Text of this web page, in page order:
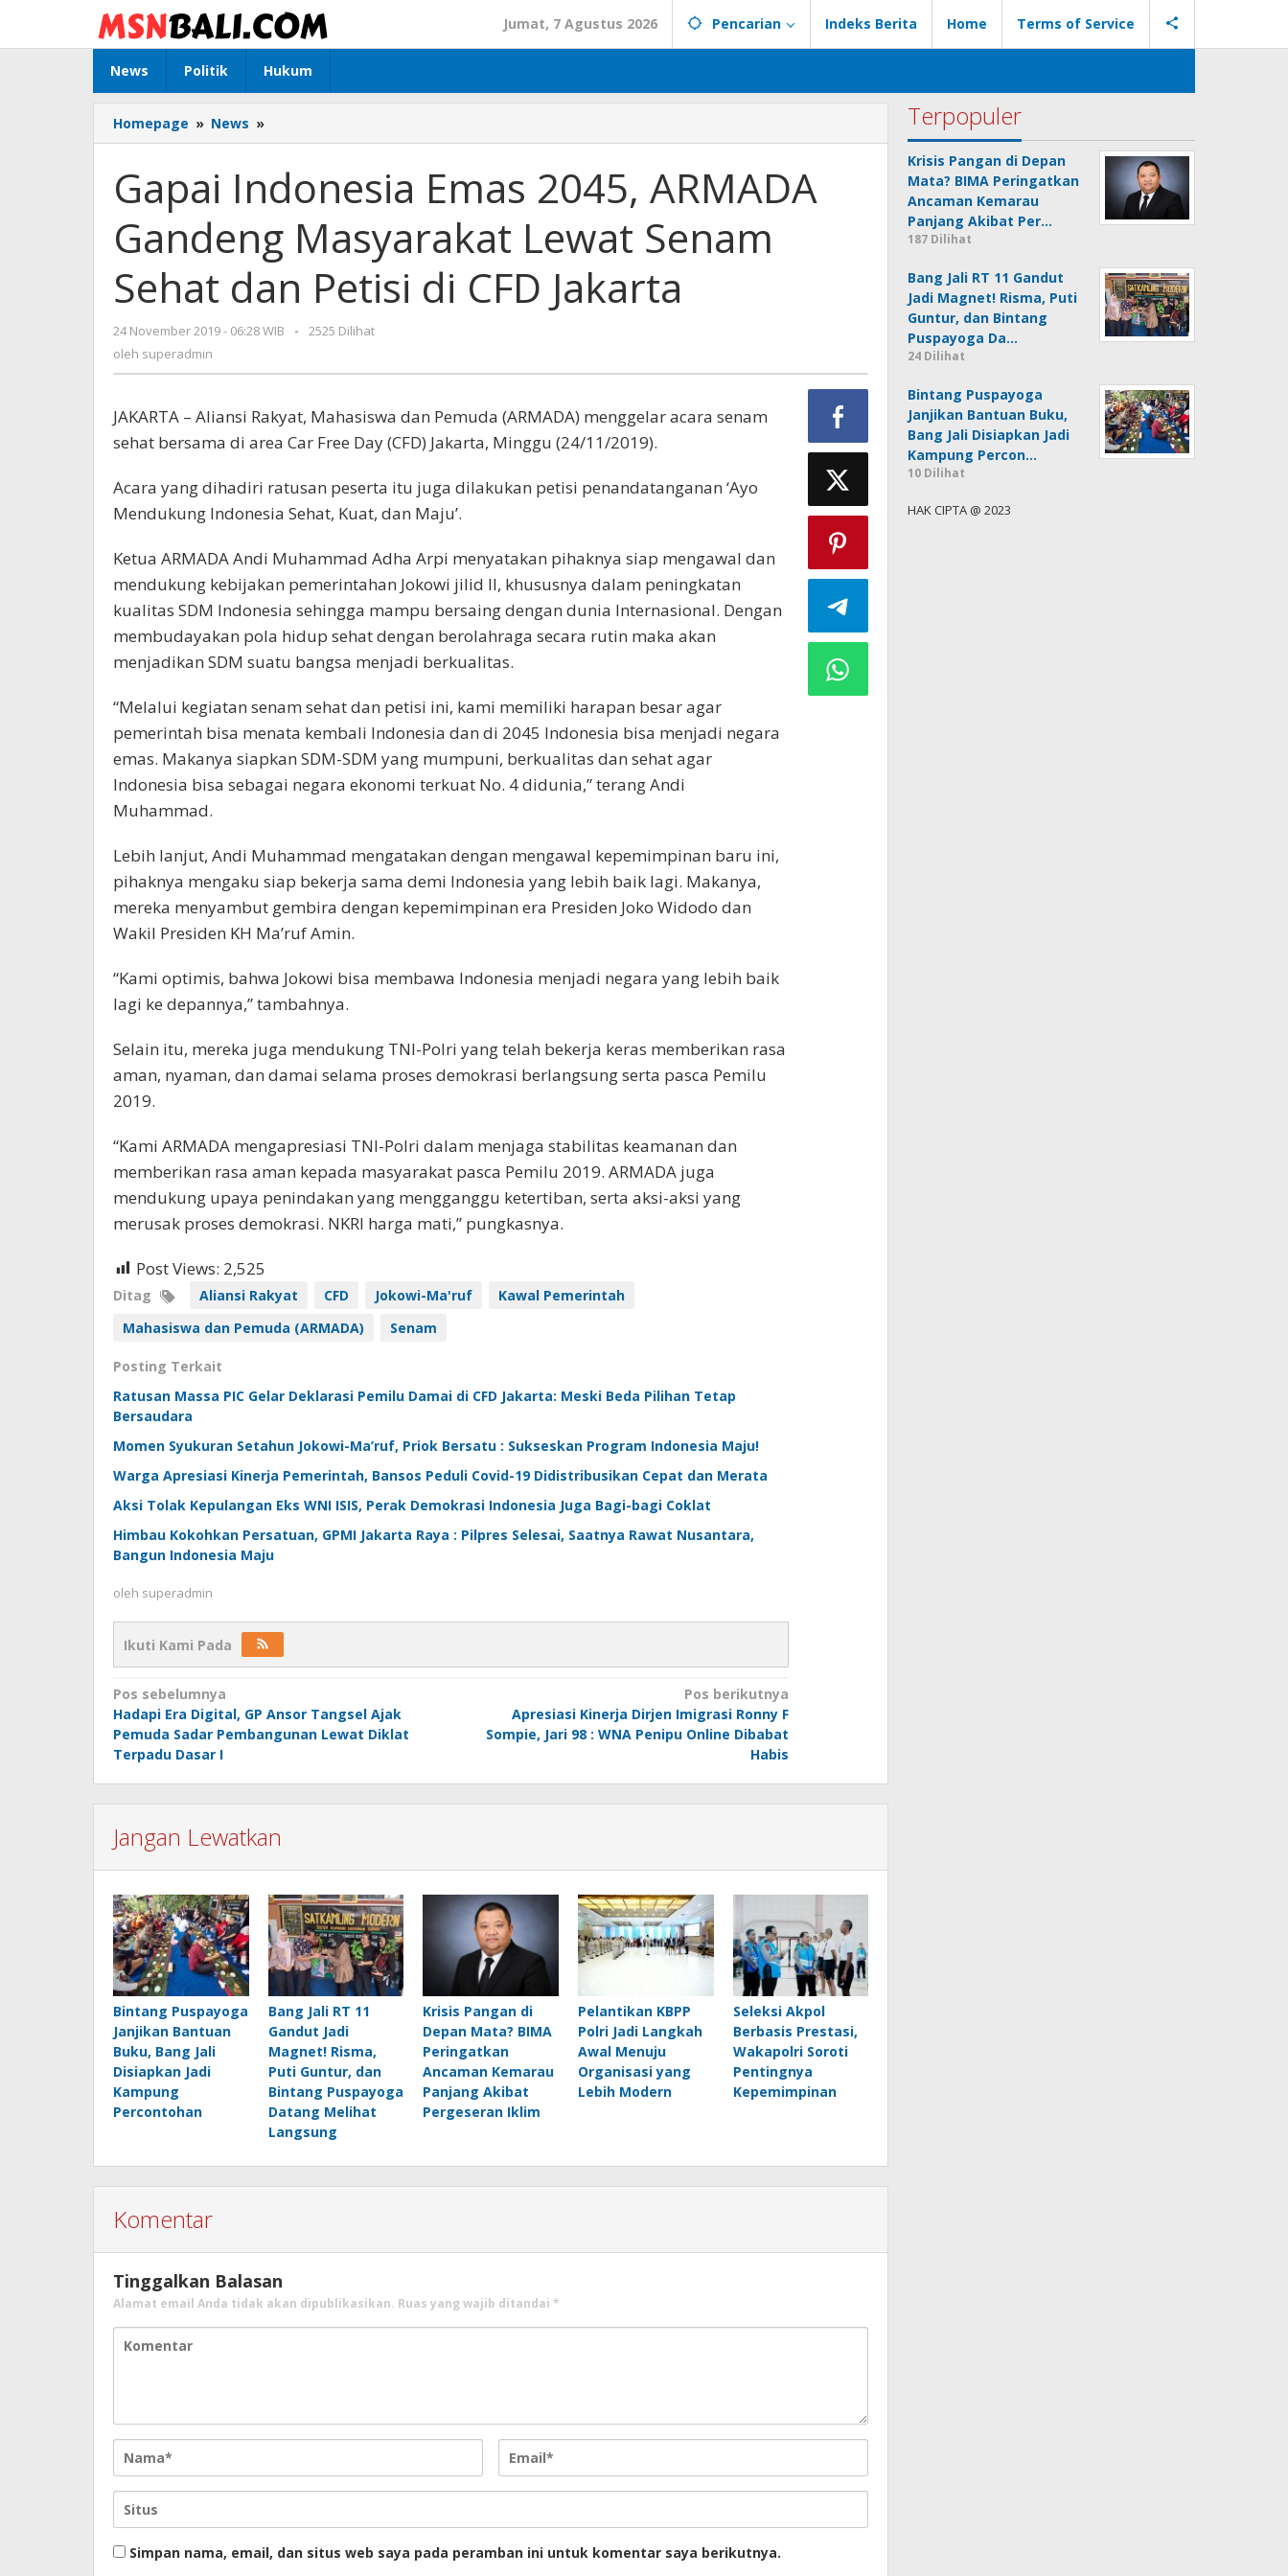
konten
Jumat, 7 Agustus 2026 Pencarian Indeks Berita Home Terms of Service
News Politik Hukum
Homepage » News »
Indonesia
2045,
ARMADA
Gandeng
Masyarakat
Lewat
Senam
Sehat
dan
Gapai Indonesia Emas 2045, ARMADA
Gandeng Masyarakat Lewat Senam
Sehat dan Petisi di CFD Jakarta
24 November 2019 - 06:28 WIB
oleh
-
2525 Dilihat
oleh superadmin
JAKARTA – Aliansi Rakyat, Mahasiswa dan Pemuda (ARMADA) menggelar acara senam
sehat bersama di area Car Free Day (CFD) Jakarta, Minggu (24/11/2019).
Acara yang dihadiri ratusan peserta itu juga dilakukan petisi penandatanganan ‘Ayo
Mendukung Indonesia Sehat, Kuat, dan Maju’.
Ketua ARMADA Andi Muhammad Adha Arpi menyatakan pihaknya siap mengawal dan
mendukung kebijakan pemerintahan Jokowi jilid II, khususnya dalam peningkatan
kualitas SDM Indonesia sehingga mampu bersaing dengan dunia Internasional. Dengan
membudayakan pola hidup sehat dengan berolahraga secara rutin maka akan
menjadikan SDM suatu bangsa menjadi berkualitas.
“Melalui kegiatan senam sehat dan petisi ini, kami memiliki harapan besar agar
pemerintah bisa menata kembali Indonesia dan di 2045 Indonesia bisa menjadi negara
emas. Makanya siapkan SDM-SDM yang mumpuni, berkualitas dan sehat agar
Indonesia bisa sebagai negara ekonomi terkuat No. 4 didunia,” terang Andi
Muhammad.
Lebih lanjut, Andi Muhammad mengatakan dengan mengawal kepemimpinan baru ini,
pihaknya mengaku siap bekerja sama demi Indonesia yang lebih baik lagi. Makanya,
mereka menyambut gembira dengan kepemimpinan era Presiden Joko Widodo dan
Wakil Presiden KH Ma’ruf Amin.
“Kami optimis, bahwa Jokowi bisa membawa Indonesia menjadi negara yang lebih baik
lagi ke depannya,” tambahnya.
Selain itu, mereka juga mendukung TNI-Polri yang telah bekerja keras memberikan rasa
aman, nyaman, dan damai selama proses demokrasi berlangsung serta pasca Pemilu
2019.
“Kami ARMADA mengapresiasi TNI-Polri dalam menjaga stabilitas keamanan dan
memberikan rasa aman kepada masyarakat pasca Pemilu 2019. ARMADA juga
mendukung upaya penindakan yang mengganggu ketertiban, serta aksi-aksi yang
merusak proses demokrasi. NKRI harga mati,” pungkasnya.
Post Views: 2,525
Ditag Aliansi Rakyat CFD Jokowi-Ma'ruf
Kawal Pemerintah
Mahasiswa dan Pemuda (ARMADA)
Senam
Posting Terkait
Ratusan Massa PIC Gelar Deklarasi Pemilu Damai di CFD Jakarta: Meski Beda Pilihan Tetap
Bersaudara
Momen Syukuran Setahun Jokowi-Ma’ruf, Priok Bersatu : Sukseskan Program Indonesia Maju!
Warga Apresiasi Kinerja Pemerintah, Bansos Peduli Covid-19 Didistribusikan Cepat dan Merata
Aksi Tolak Kepulangan Eks WNI ISIS, Perak Demokrasi Indonesia Juga Bagi-bagi Coklat
Himbau Kokohkan Persatuan, GPMI Jakarta Raya : Pilpres Selesai, Saatnya Rawat Nusantara,
Bangun Indonesia Maju
oleh superadmin
Ikuti Kami Pada
Navigasi
pos
Pos sebelumnya
Hadapi Era Digital, GP Ansor Tangsel Ajak
Pemuda Sadar Pembangunan Lewat Diklat
Terpadu Dasar I
Pos berikutnya
Apresiasi Kinerja Dirjen Imigrasi Ronny F
Sompie, Jari 98 : WNA Penipu Online Dibabat
Habis
Jangan Lewatkan
Bintang Puspayoga
Janjikan Bantuan
Buku, Bang Jali
Disiapkan Jadi
Kampung
Percontohan
Bang Jali RT 11
Gandut Jadi
Magnet! Risma,
Puti Guntur, dan
Bintang Puspayoga
Datang Melihat
Langsung
Krisis Pangan di
Depan Mata? BIMA
Peringatkan
Ancaman Kemarau
Panjang Akibat
Pergeseran Iklim
Pelantikan KBPP
Polri Jadi Langkah
Awal Menuju
Organisasi yang
Lebih Modern
Seleksi Akpol
Berbasis Prestasi,
Wakapolri Soroti
Pentingnya
Kepemimpinan
Komentar
Tinggalkan Balasan
Alamat email Anda tidak akan dipublikasikan. Ruas yang wajib ditandai *
Simpan nama, email, dan situs web saya pada peramban ini untuk komentar saya berikutnya.
Terpopuler
Krisis Pangan di Depan
Mata? BIMA Peringatkan
Ancaman Kemarau
Panjang Akibat Per…
187 Dilihat
Bang Jali RT 11 Gandut
Jadi Magnet! Risma, Puti
Guntur, dan Bintang
Puspayoga Da…
24 Dilihat
Bintang Puspayoga
Janjikan Bantuan Buku,
Bang Jali Disiapkan Jadi
Kampung Percon…
10 Dilihat
HAK CIPTA @ 2023